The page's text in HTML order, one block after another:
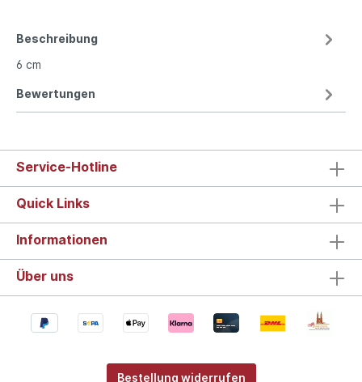
Beschreibung
6 cm
Bewertungen
Service-Hotline
Quick Links
Informationen
Über uns
Bestellung widerrufen